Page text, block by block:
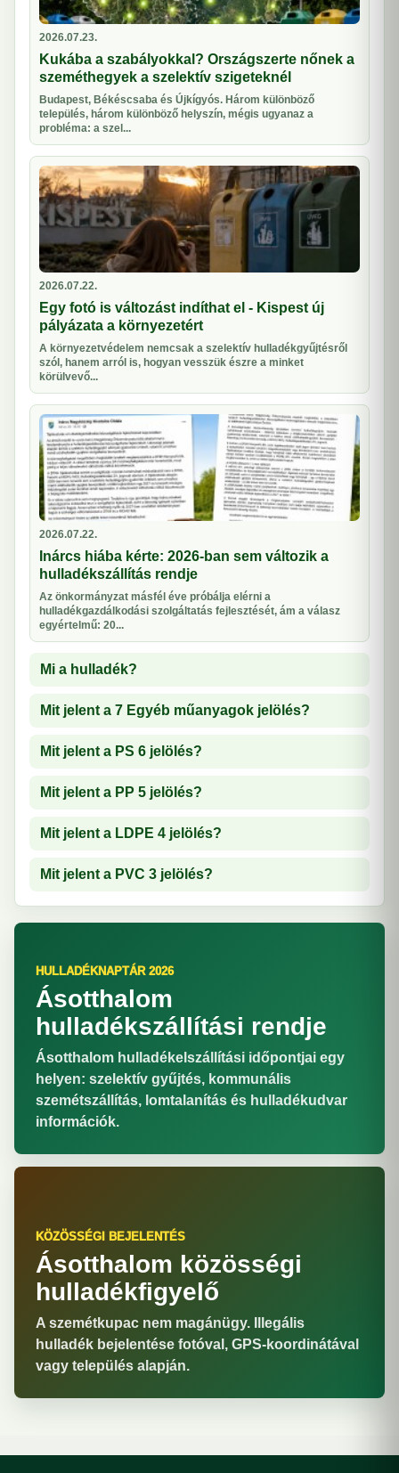
2026.07.23.
Kukába a szabályokkal? Országszerte nőnek a
szeméthegyek a szelektív szigeteknél
Budapest, Békéscsaba és Újkígyós. Három különböző
település, három különböző helyszín, mégis ugyanaz a
probléma: a szel...
2026.07.22.
Egy fotó is változást indíthat el - Kispest új
pályázata a környezetért
A környezetvédelem nemcsak a szelektív hulladékgyűjtésről
szól, hanem arról is, hogyan vesszük észre a minket
körülvevő...
2026.07.22.
Inárcs hiába kérte: 2026-ban sem változik a
hulladékszállítás rendje
Az önkormányzat másfél éve próbálja elérni a
hulladékgazdálkodási szolgáltatás fejlesztését, ám a válasz
egyértelmű: 20...
Mi a hulladék?
Mit jelent a 7 Egyéb műanyagok jelölés?
Mit jelent a PS 6 jelölés?
Mit jelent a PP 5 jelölés?
Mit jelent a LDPE 4 jelölés?
Mit jelent a PVC 3 jelölés?
HULLADÉKNAPTÁR 2026
Ásotthalom
hulladékszállítási rendje
Ásotthalom hulladékelszállítási időpontjai egy
helyen: szelektív gyűjtés, kommunális
szemétszállítás, lomtalanítás és hulladékudvar
információk.
KÖZÖSSÉGI BEJELENTÉS
Ásotthalom közösségi
hulladékfigyelő
A szemétkupac nem magánügy. Illegális
hulladék bejelentése fotóval, GPS-koordinátával
vagy település alapján.